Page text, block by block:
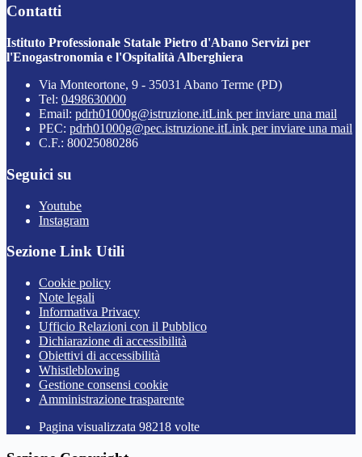
Contatti
Istituto Professionale Statale Pietro d'Abano Servizi per
l'Enogastronomia e l'Ospitalità Alberghiera
Via Monteortone, 9 - 35031 Abano Terme (PD)
Tel: 0498630000
Email: pdrh01000g@istruzione.itLink per inviare una mail
PEC: pdrh01000g@pec.istruzione.itLink per inviare una mail
C.F.: 80025080286
Seguici su
Youtube
Instagram
Sezione Link Utili
Cookie policy
Note legali
Informativa Privacy
Ufficio Relazioni con il Pubblico
Dichiarazione di accessibilità
Obiettivi di accessibilità
Whistleblowing
Gestione consensi cookie
Amministrazione trasparente
Pagina visualizzata 98218 volte